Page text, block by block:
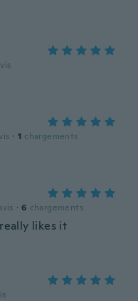
· 1 chargements
· 6 chargements
likes it